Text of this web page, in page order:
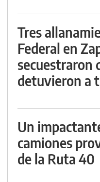
Tres
Federal en
secuestraron
detuvieron a
Un
camiones
de la Ruta 40